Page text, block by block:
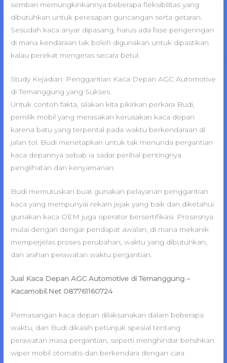
sembari memungkinkannya beberapa fleksibilitas yang
dibutuhkan untuk peresapan guncangan serta getaran.
Sesudah kaca anyar dipasang, harus ada fase pengeringan
di mana kendaraan tak boleh digunakan untuk dipastikan
kalau perekat mengeras secara betul.
Study Kejadian: Penggantian Kaca Depan AGC Automotive
di Temanggung yang Sukses
Untuk contoh fakta, silakan kita pikirkan perkara Budi,
pemilik mobil yang merasakan kerusakan kaca depan
karena batu yang terpental pada waktu berkendaraan di
jalan tol. Budi menetapkan untuk tak menunda pergantian
kaca depannya sebab ia sadar perihal pentingnya
penglihatan dan kenyamanan.
Budi memutuskan buat gunakan pelayanan penggantian
kaca yang mempunyai rekam jejak yang baik dan diketahui
gunakan kaca OEM juga operator bersertifikasi. Prosesnya
mulai dengan dengar pendapat awalan, di mana mekanik
memperjelas proses perubahan, waktu yang dibutuhkan,
dan arahan perawatan waktu pergantian.
Jual Kaca Depan AGC Automotive di Temanggung –
Kacamobil.Net 087761160724
Pemasangan kaca depan dilaksanakan dalam beberapa
waktu, dan Budi dikasih petunjuk spesial tentang
perawatan masa pergantian, seperti menghindar bersihkan
wiper mobil otomatis dan berkendara dengan cara